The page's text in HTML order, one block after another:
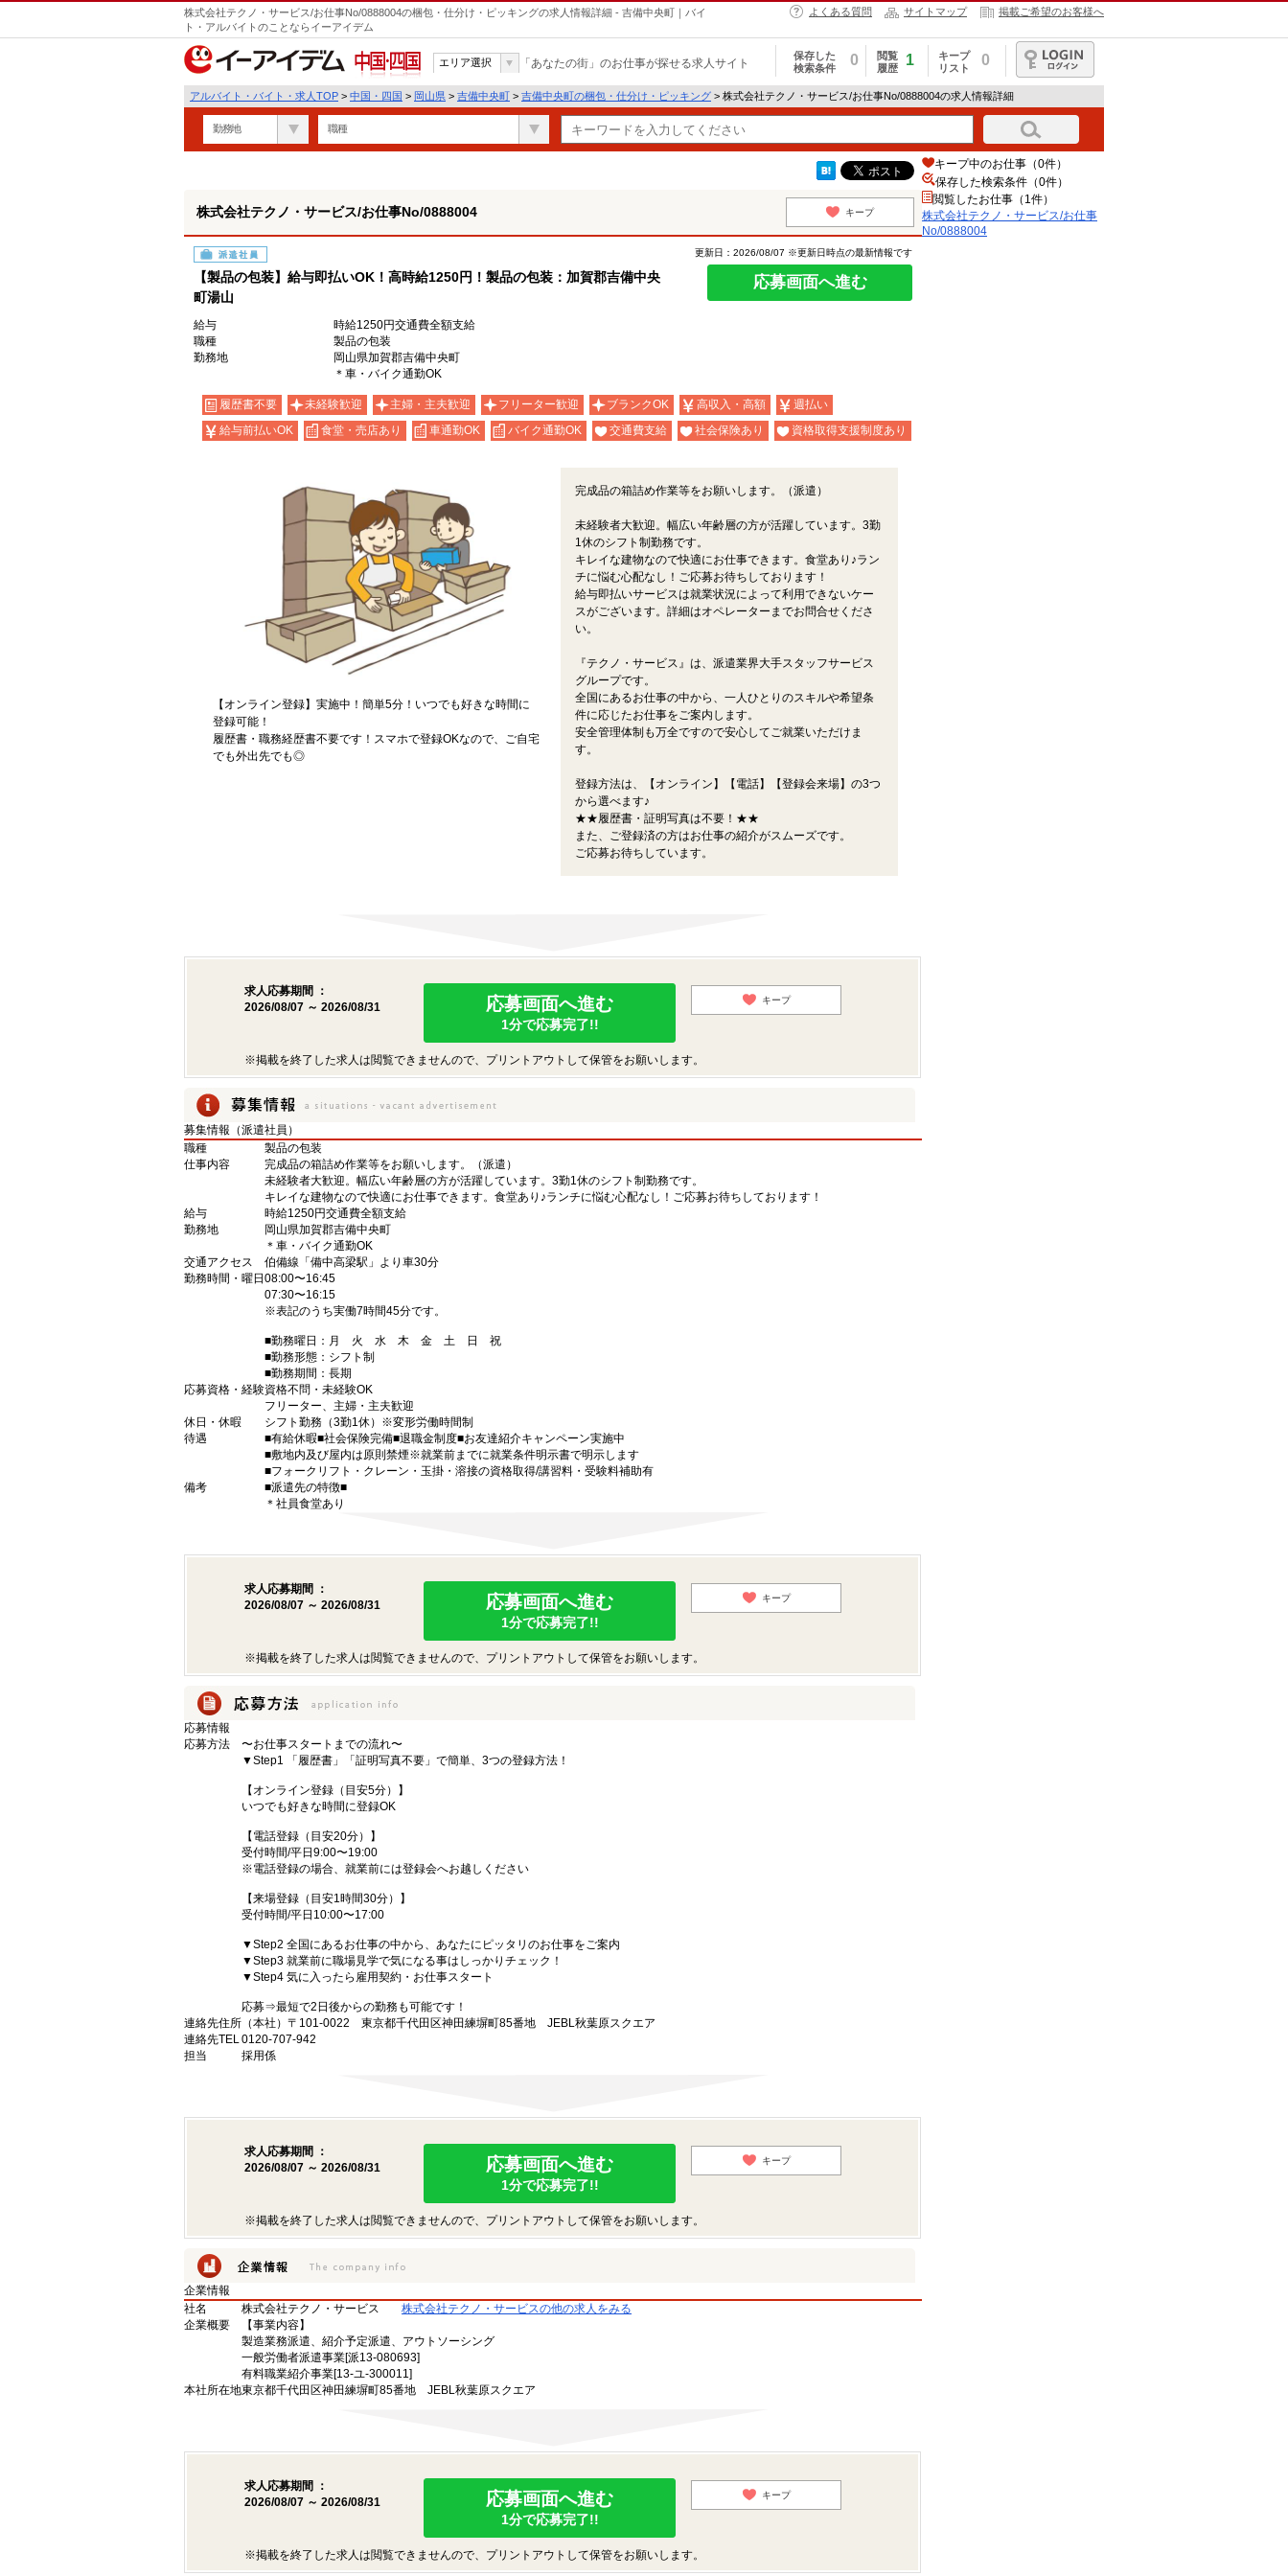
株式会社テクノ・サービス/お仕事No/0888004の梱包・仕分け・ピッキングの求人情報詳細 - 吉備中央町｜バイ
ト・アルバイトのことならイーアイデム
よくある質問 サイトマップ 掲載ご希望のお客様へ
中国・四国
エリア選択 「あなたの街」のお仕事が探せる求人サイト
保存した
検索条件
0
閲覧
履歴
1
キープ
リスト
0
ログイン
アルバイト・バイト・求人TOP > 中国・四国 > 岡山県 > 吉備中央町 > 吉備中央町の梱包・仕分け・ピッキング > 株式会社テクノ・サービス/お仕事No/0888004の求人情報詳細
勤務地 職種
株式会社テクノ・サービス/お仕事No/0888004 キープ
派遣社員
【製品の包装】給与即払いOK！高時給1250円！製品の包装：加賀郡吉備中央
町湯山
更新日：2026/08/07 ※更新日時点の最新情報です
応募画面へ進む
給与
時給1250円交通費全額支給
職種
製品の包装
勤務地
岡山県加賀郡吉備中央町
＊車・バイク通勤OK
履歴書不要 未経験歓迎 主婦・主夫歓迎 フリーター歓迎 ブランクOK 高収入・高額
週払い
給与前払いOK
食堂・売店あり 車通勤OK バイク通勤OK 交通費支給 社会保険あり 資格取得支援制度あり
【オンライン登録】実施中！簡単5分！いつでも好きな時間に
登録可能！
履歴書・職務経歴書不要です！スマホで登録OKなので、ご自宅
でも外出先でも◎
完成品の箱詰め作業等をお願いします。（派遣）
未経験者大歓迎。幅広い年齢層の方が活躍しています。3勤
1休のシフト制勤務です。
キレイな建物なので快適にお仕事できます。食堂あり♪ラン
チに悩む心配なし！ご応募お待ちしております！
給与即払いサービスは就業状況によって利用できないケー
スがございます。詳細はオペレーターまでお問合せくださ
い。
『テクノ・サービス』は、派遣業界大手スタッフサービス
グループです。
全国にあるお仕事の中から、一人ひとりのスキルや希望条
件に応じたお仕事をご案内します。
安全管理体制も万全ですので安心してご就業いただけま
す。
登録方法は、【オンライン】【電話】【登録会来場】の3つ
から選べます♪
★★履歴書・証明写真は不要！★★
また、ご登録済の方はお仕事の紹介がスムーズです。
ご応募お待ちしています。
求人応募期間 ：
2026/08/07 ～ 2026/08/31
応募画面へ進む
1分で応募完了!!
キープ
※掲載を終了した求人は閲覧できませんので、プリントアウトして保管をお願いします。
募集情報（派遣社員）
職種
製品の包装
仕事内容
完成品の箱詰め作業等をお願いします。（派遣）
未経験者大歓迎。幅広い年齢層の方が活躍しています。3勤1休のシフト制勤務です。
キレイな建物なので快適にお仕事できます。食堂あり♪ランチに悩む心配なし！ご応募お待ちしております！
給与
時給1250円交通費全額支給
勤務地
岡山県加賀郡吉備中央町
＊車・バイク通勤OK
交通アクセス
伯備線「備中高梁駅」より車30分
勤務時間・曜日 08:00〜16:45
07:30〜16:15
※表記のうち実働7時間45分です。
■勤務曜日：月 火 水 木 金 土 日 祝
■勤務形態：シフト制
■勤務期間：長期
応募資格・経験資格不問・未経験OK
フリーター、主婦・主夫歓迎
休日・休暇
シフト勤務（3勤1休）※変形労働時間制
待遇
■有給休暇■社会保険完備■退職金制度■お友達紹介キャンペーン実施中
■敷地内及び屋内は原則禁煙※就業前までに就業条件明示書で明示します
■フォークリフト・クレーン・玉掛・溶接の資格取得/講習料・受験料補助有
備考
■派遣先の特徴■
＊社員食堂あり
求人応募期間 ：
2026/08/07 ～ 2026/08/31
応募画面へ進む
1分で応募完了!!
キープ
※掲載を終了した求人は閲覧できませんので、プリントアウトして保管をお願いします。
応募情報
応募方法
〜お仕事スタートまでの流れ〜
▼Step1 「履歴書」「証明写真不要」で簡単、3つの登録方法！
【オンライン登録（目安5分）】
いつでも好きな時間に登録OK
【電話登録（目安20分）】
受付時間/平日9:00〜19:00
※電話登録の場合、就業前には登録会へお越しください
【来場登録（目安1時間30分）】
受付時間/平日10:00〜17:00
▼Step2 全国にあるお仕事の中から、あなたにピッタリのお仕事をご案内
▼Step3 就業前に職場見学で気になる事はしっかりチェック！
▼Step4 気に入ったら雇用契約・お仕事スタート
応募⇒最短で2日後からの勤務も可能です！
連絡先住所 （本社）〒101-0022 東京都千代田区神田練塀町85番地 JEBL秋葉原スクエア
連絡先TEL0120-707-942
担当
採用係
求人応募期間 ：
2026/08/07 ～ 2026/08/31
応募画面へ進む
1分で応募完了!!
キープ
※掲載を終了した求人は閲覧できませんので、プリントアウトして保管をお願いします。
企業情報
社名
株式会社テクノ・サービス
株式会社テクノ・サービスの他の求人をみる
企業概要
【事業内容】
製造業務派遣、紹介予定派遣、アウトソーシング
一般労働者派遣事業[派13-080693]
有料職業紹介事業[13-ユ-300011]
本社所在地東京都千代田区神田練塀町85番地 JEBL秋葉原スクエア
求人応募期間 ：
2026/08/07 ～ 2026/08/31
応募画面へ進む
1分で応募完了!!
キープ
※掲載を終了した求人は閲覧できませんので、プリントアウトして保管をお願いします。
キープ中のお仕事（0件）
保存した検索条件（0件）
閲覧したお仕事（1件）
株式会社テクノ・サービス/お仕事
No/0888004